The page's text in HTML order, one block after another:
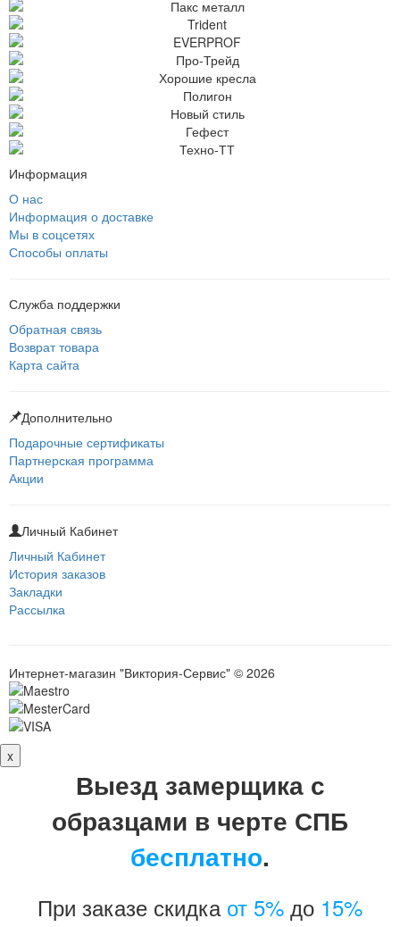
Информация
О нас
Информация о доставке
Мы в соцсетях
Способы оплаты
Служба поддержки
Обратная связь
Возврат товара
Карта сайта
Дополнительно
Подарочные сертификаты
Партнерская программа
Акции
Личный Кабинет
Личный Кабинет
История заказов
Закладки
Рассылка
Интернет-магазин "Виктория-Сервис" © 2026
x
Выезд замерщика с
образцами в черте СПБ
бесплатно.
При заказе скидка от 5% до 15%